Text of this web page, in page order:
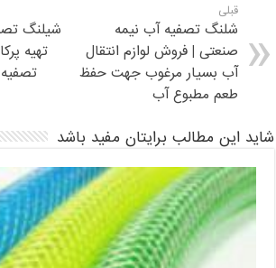
قبلی
شلنگ تصفیه آب نیمه
صنعتی | فروش لوازم انتقال
آب بسیار مرغوب جهت حفظ
طعم مطبوع آب
شیلنگ
تهیه
شاید این مطالب برایتان مفید باشد